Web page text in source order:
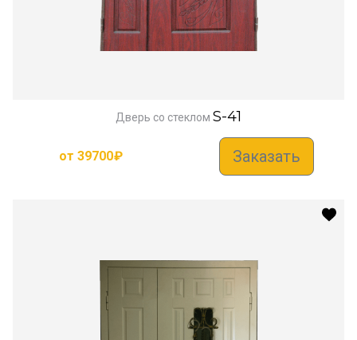
Дверь со стеклом S-41
от 39700₽ Заказать